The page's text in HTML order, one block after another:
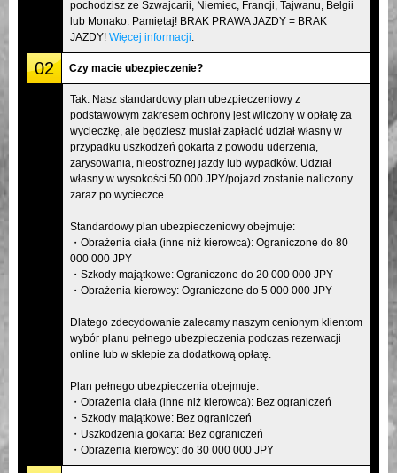
pochodzisz ze Szwajcarii, Niemiec, Francji, Tajwanu, Belgii
lub Monako. Pamiętaj! BRAK PRAWA JAZDY = BRAK
JAZDY! Więcej informacji
02 Czy macie ubezpieczenie?
Tak. Nasz standardowy plan ubezpieczeniowy z
podstawowym zakresem ochrony jest wliczony w opłatę za
wycieczkę, ale będziesz musiał zapłacić udział własny w
przypadku uszkodzeń gokarta z powodu uderzenia,
zarysowania, nieostrożnej jazdy lub wypadków. Udział
własny w wysokości 50 000 JPY/pojazd zostanie naliczony
zaraz po wycieczce.
Standardowy plan ubezpieczeniowy obejmuje:
・Obrażenia ciała (inne niż kierowca): Ograniczone do 80
000 000 JPY
・Szkody majątkowe: Ograniczone do 20 000 000 JPY
・Obrażenia kierowcy: Ograniczone do 5 000 000 JPY
Dlatego zdecydowanie zalecamy naszym cenionym klientom
wybór planu pełnego ubezpieczenia podczas rezerwacji
online lub w sklepie za dodatkową opłatę.
Plan pełnego ubezpieczenia obejmuje:
・Obrażenia ciała (inne niż kierowca): Bez ograniczeń
・Szkody majątkowe: Bez ograniczeń
・Uszkodzenia gokarta: Bez ograniczeń
・Obrażenia kierowcy: do 30 000 000 JPY